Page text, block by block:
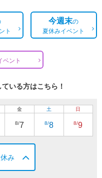
ト
今週末の
夏休みイベント
ベント
いる方はこちら！
金
8/7
土
8/8
日
8/9
み